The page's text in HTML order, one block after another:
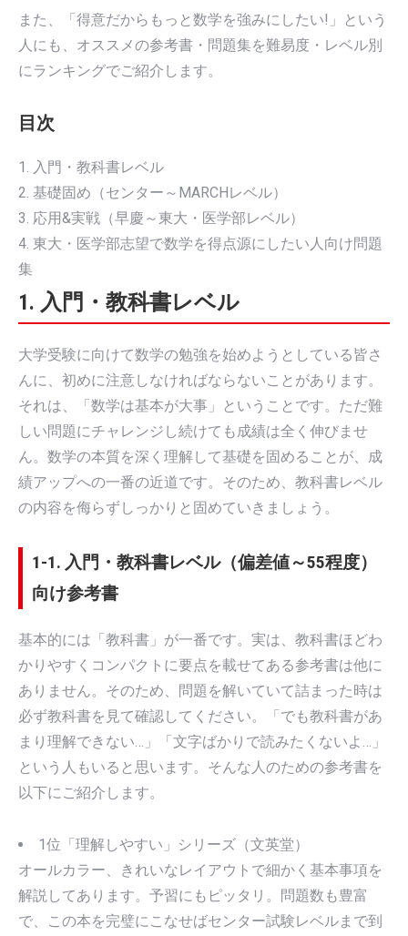
また、「得意だからもっと数学を強みにしたい!」という
人にも、オススメの参考書・問題集を難易度・レベル別
にランキングでご紹介します。
目次
1. 入門・教科書レベル
2. 基礎固め（センター～MARCHレベル）
3. 応用&実戦（早慶～東大・医学部レベル）
4. 東大・医学部志望で数学を得点源にしたい人向け問題
集
1. 入門・教科書レベル
大学受験に向けて数学の勉強を始めようとしている皆さ
んに、初めに注意しなければならないことがあります。
それは、「数学は基本が大事」ということです。ただ難
しい問題にチャレンジし続けても成績は全く伸びませ
ん。数学の本質を深く理解して基礎を固めることが、成
績アップへの一番の近道です。そのため、教科書レベル
の内容を侮らずしっかりと固めていきましょう。
1-1. 入門・教科書レベル（偏差値～55程度）
向け参考書
基本的には「教科書」が一番です。実は、教科書ほどわ
かりやすくコンパクトに要点を載せてある参考書は他に
ありません。そのため、問題を解いていて詰まった時は
必ず教科書を見て確認してください。「でも教科書があ
まり理解できない…」「文字ばかりで読みたくないよ…」
という人もいると思います。そんな人のための参考書を
以下にご紹介します。
1位「理解しやすい」シリーズ（文英堂）
オールカラー、きれいなレイアウトで細かく基本事項を
解説してあります。予習にもピッタリ。問題数も豊富
で、この本を完璧にこなせばセンター試験レベルまで到